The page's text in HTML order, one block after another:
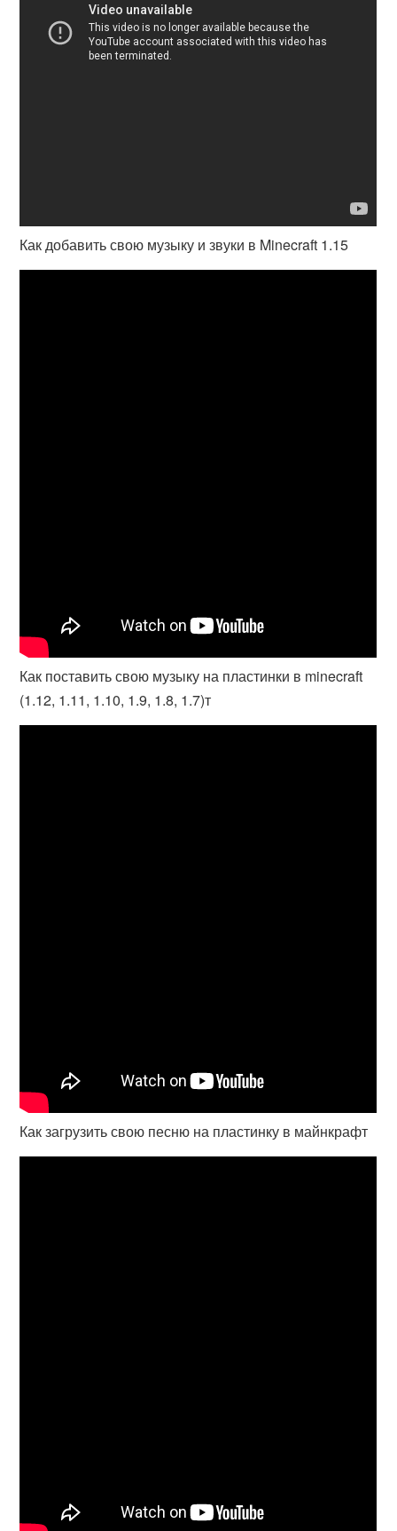
Как добавить свою музыку и звуки в Minecraft 1.15
Как поставить свою музыку на пластинки в minecraft
(1.12, 1.11, 1.10, 1.9, 1.8, 1.7)т
Как загрузить свою песню на пластинку в майнкрафт